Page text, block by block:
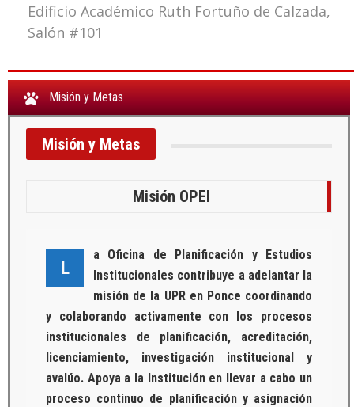
Edificio Académico Ruth Fortuño de Calzada,
Salón #101
Misión y Metas
Misión y Metas
Misión OPEI
L
a Oficina de Planificación y Estudios
Institucionales contribuye a adelantar la
misión de la UPR en Ponce coordinando
y colaborando activamente con los procesos
institucionales de planificación, acreditación,
licenciamiento, investigación institucional y
avalúo. Apoya a la Institución en llevar a cabo un
proceso continuo de planificación y asignación